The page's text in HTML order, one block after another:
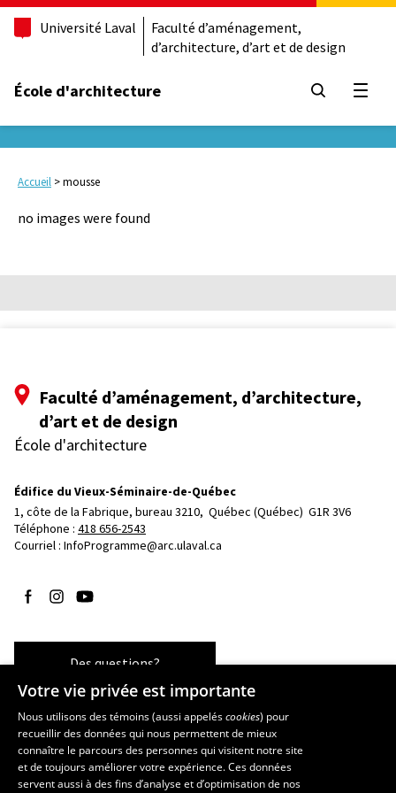
Université Laval
Faculté d’aménagement,
d’architecture, d’art et de design
École d'architecture
Accueil >mousse
no images were found
Faculté d’aménagement, d’architecture,
d’art et de design
École d'architecture
Édifice du Vieux-Séminaire-de-Québec
1, côte de la Fabrique, bureau 3210, Québec (Québec)  G1R 3V6
Téléphone : 418 656-2543
Courriel : InfoProgramme@arc.ulaval.ca
Suivez-nous sur Facebook
Suivez-nous sur Instagram
Suivez-nous sur YouTube
Des questions?
Les écoles et la recherche
École d’art
École supérieure d’aménagement du territoire et de développement
Votre vie privée est importante
Nous utilisons des témoins (aussi appeléscookies) pour
recueillir des données qui nous permettent de mieux
connaître le parcours des personnes qui visitent notre site
et de toujours améliorer votre expérience. Ces données
servent aussi à des fins d’analyse et d’optimisation de nos